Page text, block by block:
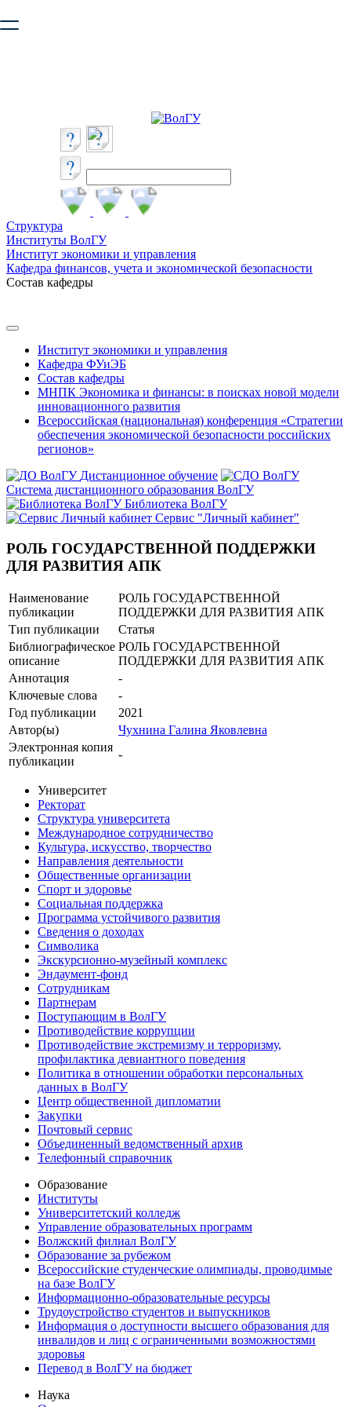
безопасную работу с сайтом. Пожалуйста
Структура
Институты ВолГУ
Институт экономики и управления
Кафедра финансов, учета и экономической безопасности
Состав кафедры
Институт экономики и управления
Кафедра ФУиЭБ
Состав кафедры
МНПК Экономика и финансы: в поисках новой модели
инновационного развития
Всероссийская (национальная) конференция «Стратегии
обеспечения экономической безопасности российских
регионов»
Дистанционное обучение
Система дистанционного образования ВолГУ
Библиотека ВолГУ
Сервис "Личный кабинет"
РОЛЬ ГОСУДАРСТВЕННОЙ ПОДДЕРЖКИ
ДЛЯ РАЗВИТИЯ АПК
Наименование
публикации
РОЛЬ ГОСУДАРСТВЕННОЙ
ПОДДЕРЖКИ ДЛЯ РАЗВИТИЯ АПК
Тип публикации
Статья
Библиографическое
описание
РОЛЬ ГОСУДАРСТВЕННОЙ
ПОДДЕРЖКИ ДЛЯ РАЗВИТИЯ АПК
Аннотация
-
Ключевые cлова
-
Год публикации
2021
Автор(ы)
Чухнина Галина Яковлевна
Электронная копия
публикации
-
Университет
Ректорат
Структура университета
Международное сотрудничество
Культура, искусство, творчество
Направления деятельности
Общественные организации
Спорт и здоровье
Социальная поддержка
Программа устойчивого развития
Сведения о доходах
Символика
Экскурсионно-музейный комплекс
Эндаумент-фонд
Сотрудникам
Партнерам
Поступающим в ВолГУ
Противодействие коррупции
Противодействие экстремизму и терроризму,
профилактика девиантного поведения
Политика в отношении обработки персональных
данных в ВолГУ
Центр общественной дипломатии
Закупки
Почтовый сервис
Объединенный ведомственный архив
Телефонный справочник
Образование
Институты
Университетский колледж
Управление образовательных программ
Волжский филиал ВолГУ
Образование за рубежом
Всероссийские студенческие олимпиады, проводимые
на базе ВолГУ
Информационно-образовательные ресурсы
Трудоустройство студентов и выпускников
Информация о доступности высшего образования для
инвалидов и лиц с ограниченными возможностями
здоровья
Перевод в ВолГУ на бюджет
Наука